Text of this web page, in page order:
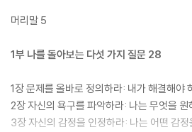
제에 맞게 갈등을 방지하고 의견을 좁힌 사례
과 함께 월스트리트저널 베스트셀러에 올랐다.
머리말 5
1부 나를 돌아보는 다섯 가지 질문 28
1장 문제를 올바로 정의하라: 내가 해결해야
2장 자신의 욕구를 파악하라: 나는 무엇을
3장 자신의 감정을 인정하라: 나는 어떤 감